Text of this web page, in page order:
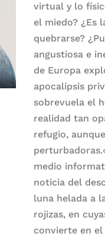
virtual y lo
el miedo? ¿Es
quebrarse?
angustiosa e
de Europa
apocalipsis
sobrevuela el
realidad tan
refugio,
medio
noticia del
luna helada a
rojizas, en
convierte en